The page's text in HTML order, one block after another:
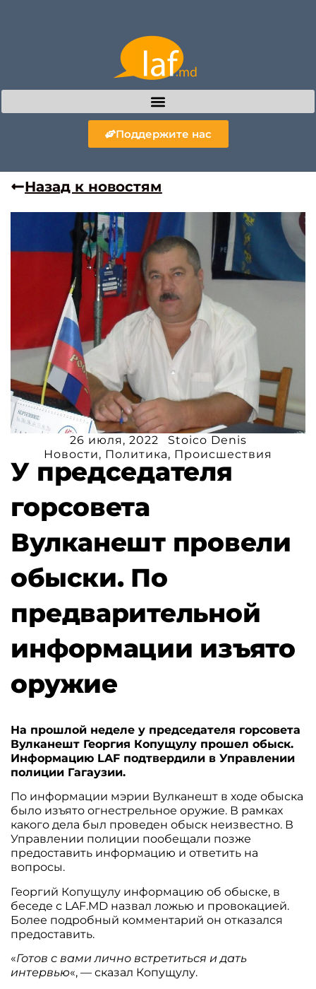
Поддержите нас
Назад к новостям
26 июля, 2022
Stoico Denis
Новости, Политика, Происшествия
У председателя
горсовета
Вулканешт провели
обыски. По
предварительной
информации изъято
оружие
На прошлой неделе у председателя горсовета
Вулканешт Георгия Копущулу прошел обыск.
Информацию LAF подтвердили в Управлении
полиции Гагаузии.
По информации мэрии Вулканешт в ходе обыска
было изъято огнестрельное оружие. В рамках
какого дела был проведен обыск неизвестно. В
Управлении полиции пообещали позже
предоставить информацию и ответить на
вопросы.
Георгий Копущулу информацию об обыске, в
беседе с LAF.MD назвал ложью и провокацией.
Более подробный комментарий он отказался
предоставить.
«Готов с вами лично встретиться и дать
интервью«, — сказал Копущулу.